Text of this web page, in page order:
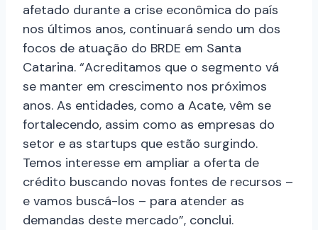
afetado durante a crise econômica do país
nos últimos anos, continuará sendo um dos
focos de atuação do BRDE em Santa
Catarina. “Acreditamos que o segmento vá
se manter em crescimento nos próximos
anos. As entidades, como a Acate, vêm se
fortalecendo, assim como as empresas do
setor e as startups que estão surgindo.
Temos interesse em ampliar a oferta de
crédito buscando novas fontes de recursos –
e vamos buscá-los – para atender as
demandas deste mercado”, conclui.